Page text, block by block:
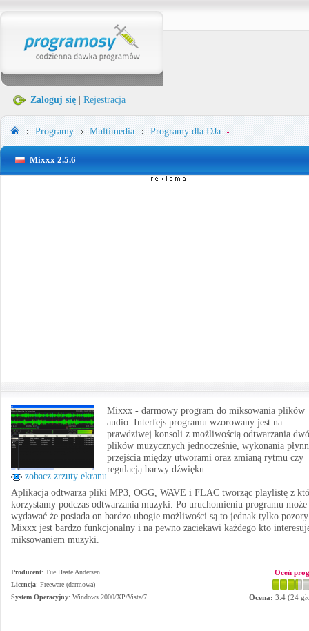
Zaloguj się Rejestracja
Programy Multimedia Programy dla DJa
Mixxx 2.5.6
zobacz zrzuty ekranu
Mixxx - darmowy program do miksowania plików
audio. Interfejs programu wzorowany jest na
prawdziwej konsoli z możliwością odtwarzania
plików muzycznych jednocześnie, wykonania
przejścia między utworami oraz zmianą rytmu czy
regulacją barwy dźwięku.
Aplikacja odtwarza pliki MP3, OGG, WAVE i FLAC tworząc playlistę z
korzystamy podczas odtwarzania muzyki. Po uruchomieniu programu może
wydawać że posiada on bardzo ubogie możliwości są to jednak tylko
Mixxx jest bardzo funkcjonalny i na pewno zaciekawi każdego kto
miksowaniem muzyki.
Producent: Tue Haste Andersen
Licencja: Freeware (darmowa)
System Operacyjny: Windows 2000/XP/Vista/7
Oceń
Ocena: 3.4 (24